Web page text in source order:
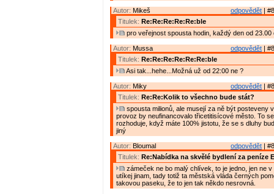
odpovědět |
Autor: Mikeš
Titulek: Re:Re:Re:Re:Re:ble
pro veřejnost spousta hodin, každý den od 23.00
odpovědět |
Autor: Mussa
Titulek: Re:Re:Re:Re:Re:Re:ble
Asi tak...hehe...Možná už od 22:00 ne ?
odpovědět |
Autor: Miky
Titulek: Re:Re:Kolik to všechno bude stát?
spousta milionů, ale musejí za ně být posteveny
provoz by neufinancovalo třicetitisícové město. To
rozhoduje, když máte 100% jistotu, že se s dluhy
jiný
odpovědět |
Autor: Bloumal
Titulek: Re:Nabídka na skvělé bydlení za peníze
zámeček ne bo malý chlívek, to je jedno, jen ne v
utíkej jinam, tady totiž ta městská vláda černých
takovou paseku, že to jen tak někdo nesrovná.